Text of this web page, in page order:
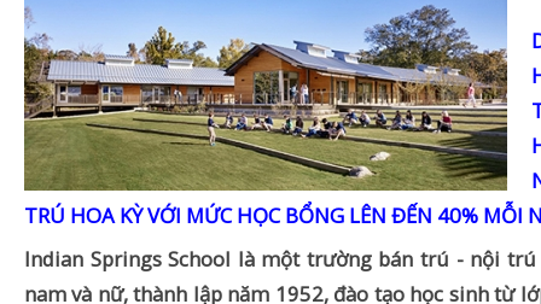
TRÚ HOA KỲ VỚI MỨC HỌC BỔNG LÊN ĐẾN 40% MỖI
Indian Springs School là một trường bán trú - nội trú
nam và nữ, thành lập năm 1952, đào tạo học sinh từ